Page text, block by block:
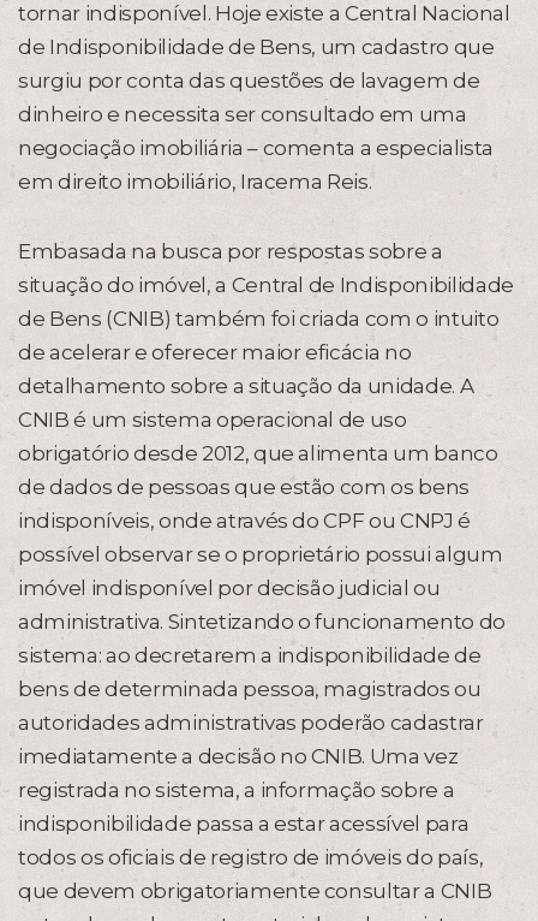
tornar indisponível. Hoje existe a Central Nacional
de Indisponibilidade de Bens, um cadastro que
surgiu por conta das questões de lavagem de
dinheiro e necessita ser consultado em uma
negociação imobiliária – comenta a especialista
em direito imobiliário, Iracema Reis.
Embasada na busca por respostas sobre a
situação do imóvel, a Central de Indisponibilidade
de Bens (CNIB) também foi criada com o intuito
de acelerar e oferecer maior eficácia no
detalhamento sobre a situação da unidade. A
CNIB é um sistema operacional de uso
obrigatório desde 2012, que alimenta um banco
de dados de pessoas que estão com os bens
indisponíveis, onde através do CPF ou CNPJ é
possível observar se o proprietário possui algum
imóvel indisponível por decisão judicial ou
administrativa. Sintetizando o funcionamento do
sistema: ao decretarem a indisponibilidade de
bens de determinada pessoa, magistrados ou
autoridades administrativas poderão cadastrar
imediatamente a decisão no CNIB. Uma vez
registrada no sistema, a informação sobre a
indisponibilidade passa a estar acessível para
todos os oficiais de registro de imóveis do país,
que devem obrigatoriamente consultar a CNIB